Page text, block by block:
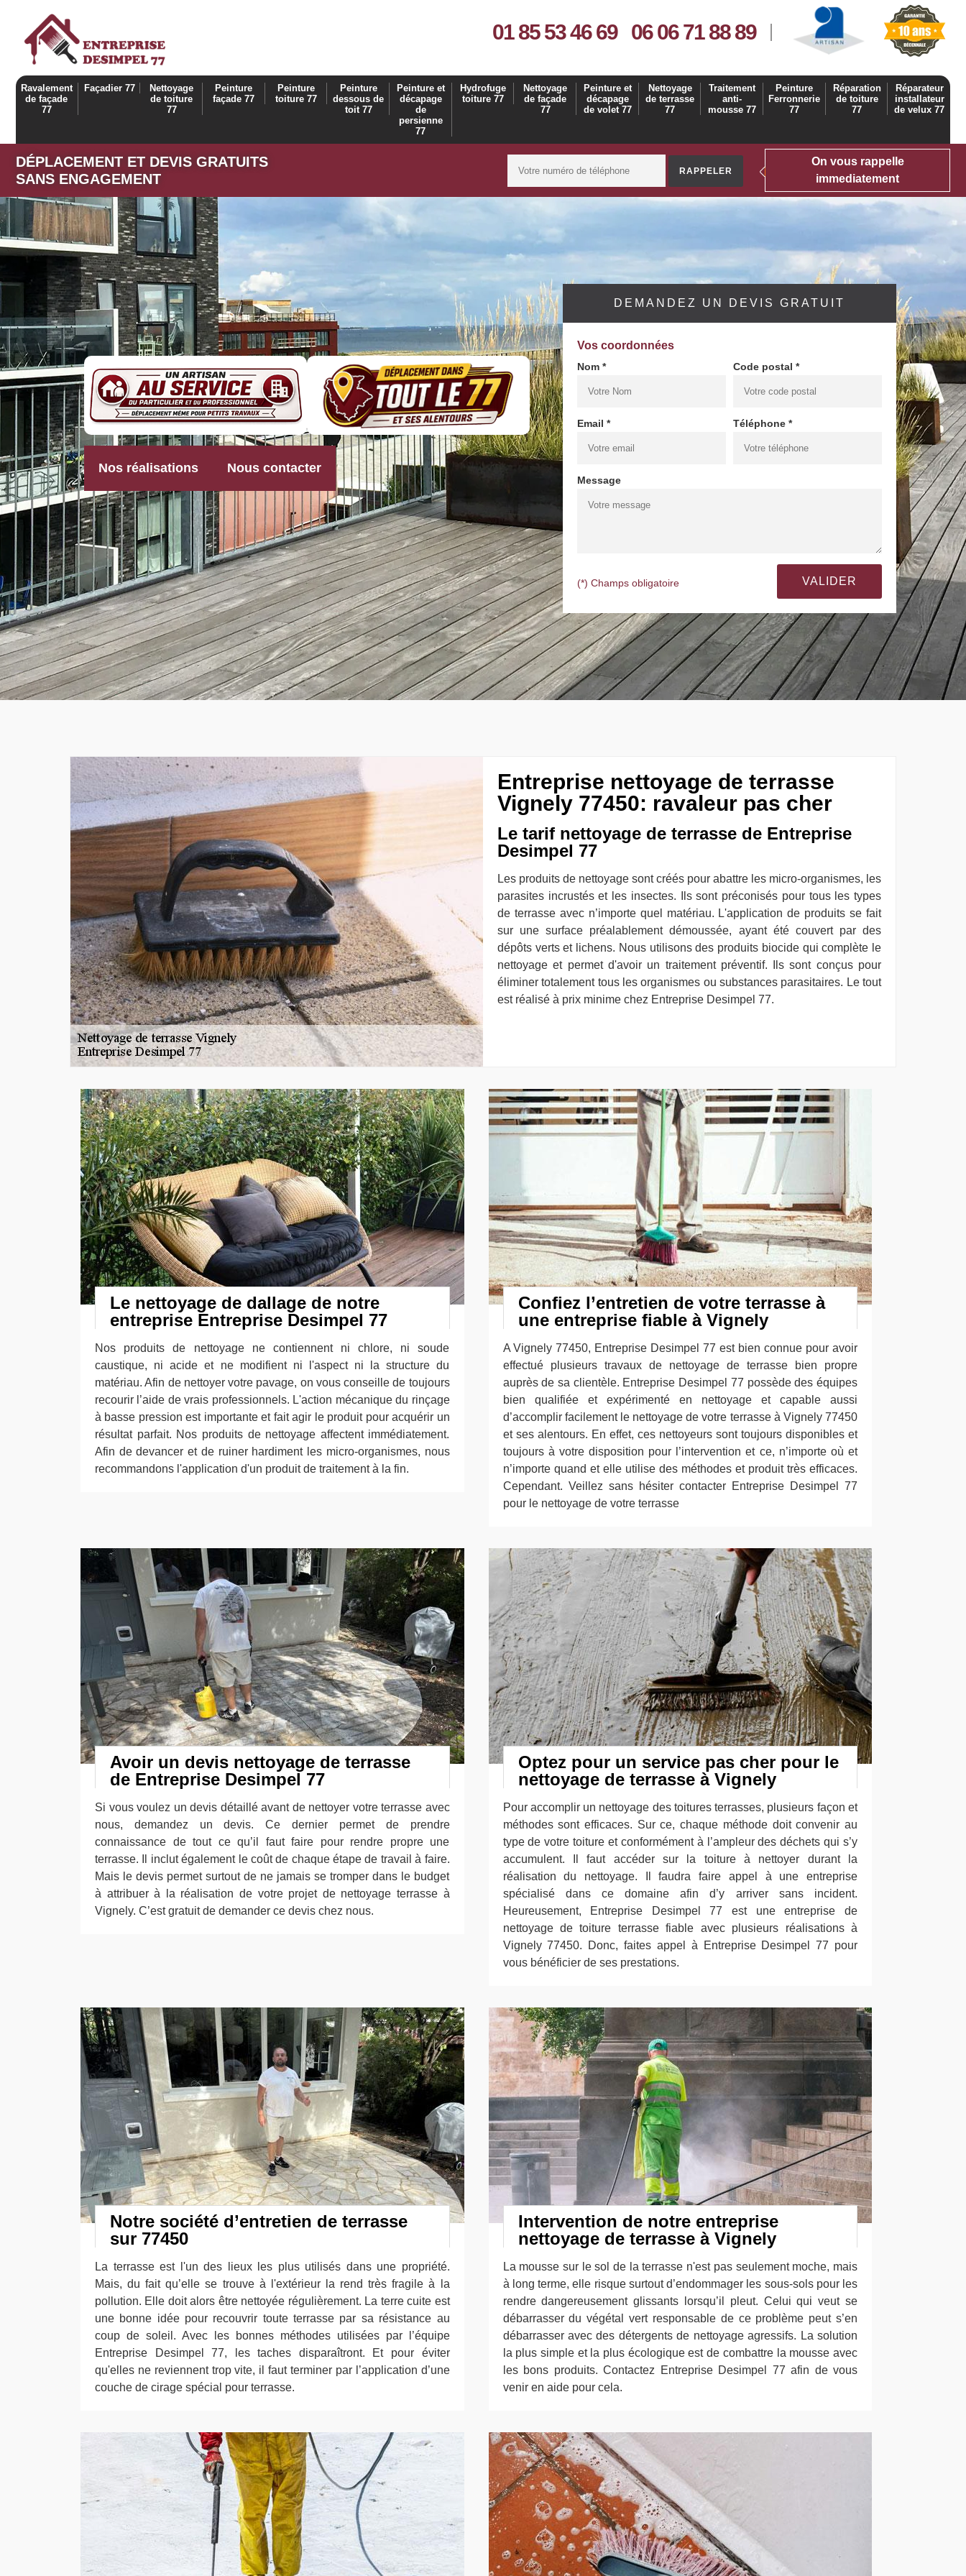
01 85 53 46 69 06 06 71 88 89
Ravalement
de façade
77
Façadier 77
Nettoyage
de toiture
77
Peinture
façade 77
Peinture
toiture 77
Peinture
dessous de
toit 77
Peinture et
décapage
de
persienne
77
Hydrofuge
toiture 77
Nettoyage
de façade
77
Peinture et
décapage
de volet 77
Nettoyage
de terrasse
77
Traitement
anti-
mousse 77
Peinture
Ferronnerie
77
Réparation
de toiture
77
Réparateur
installateur
de velux 77
DÉPLACEMENT ET DEVIS GRATUITS
SANS ENGAGEMENT
On vous rappelle
immediatement
Nos réalisations Nous contacter
DEMANDEZ UN DEVIS GRATUIT
Vos coordonnées
Nom * Code postal *
Email * Téléphone *
Message
(*) Champs obligatoire
Entreprise nettoyage de terrasse
Vignely 77450: ravaleur pas cher
Le tarif nettoyage de terrasse de Entreprise
Desimpel 77
Les produits de nettoyage sont créés pour abattre les micro-organismes, les
parasites incrustés et les insectes. Ils sont préconisés pour tous les types
de terrasse avec n’importe quel matériau. L'application de produits se fait
sur une surface préalablement démoussée, ayant été couvert par des
dépôts verts et lichens. Nous utilisons des produits biocide qui complète le
nettoyage et permet d'avoir un traitement préventif. Ils sont conçus pour
éliminer totalement tous les organismes ou substances parasitaires. Le tout
est réalisé à prix minime chez Entreprise Desimpel 77.
Le nettoyage de dallage de notre
entreprise Entreprise Desimpel 77
Nos produits de nettoyage ne contiennent ni chlore, ni soude
caustique, ni acide et ne modifient ni l'aspect ni la structure du
matériau. Afin de nettoyer votre pavage, on vous conseille de toujours
recourir l’aide de vrais professionnels. L'action mécanique du rinçage
à basse pression est importante et fait agir le produit pour acquérir un
résultat parfait. Nos produits de nettoyage affectent immédiatement.
Afin de devancer et de ruiner hardiment les micro-organismes, nous
recommandons l'application d'un produit de traitement à la fin.
Confiez l’entretien de votre terrasse à
une entreprise fiable à Vignely
A Vignely 77450, Entreprise Desimpel 77 est bien connue pour avoir
effectué plusieurs travaux de nettoyage de terrasse bien propre
auprès de sa clientèle. Entreprise Desimpel 77 possède des équipes
bien qualifiée et expérimenté en nettoyage et capable aussi
d’accomplir facilement le nettoyage de votre terrasse à Vignely 77450
et ses alentours. En effet, ces nettoyeurs sont toujours disponibles et
toujours à votre disposition pour l’intervention et ce, n’importe où et
n’importe quand et elle utilise des méthodes et produit très efficaces.
Cependant. Veillez sans hésiter contacter Entreprise Desimpel 77
pour le nettoyage de votre terrasse
Avoir un devis nettoyage de terrasse
de Entreprise Desimpel 77
Si vous voulez un devis détaillé avant de nettoyer votre terrasse avec
nous, demandez un devis. Ce dernier permet de prendre
connaissance de tout ce qu’il faut faire pour rendre propre une
terrasse. Il inclut également le coût de chaque étape de travail à faire.
Mais le devis permet surtout de ne jamais se tromper dans le budget
à attribuer à la réalisation de votre projet de nettoyage terrasse à
Vignely. C’est gratuit de demander ce devis chez nous.
Optez pour un service pas cher pour le
nettoyage de terrasse à Vignely
Pour accomplir un nettoyage des toitures terrasses, plusieurs façon et
méthodes sont efficaces. Sur ce, chaque méthode doit convenir au
type de votre toiture et conformément à l’ampleur des déchets qui s’y
accumulent. Il faut accéder sur la toiture à nettoyer durant la
réalisation du nettoyage. Il faudra faire appel à une entreprise
spécialisé dans ce domaine afin d’y arriver sans incident.
Heureusement, Entreprise Desimpel 77 est une entreprise de
nettoyage de toiture terrasse fiable avec plusieurs réalisations à
Vignely 77450. Donc, faites appel à Entreprise Desimpel 77 pour
vous bénéficier de ses prestations.
Notre société d’entretien de terrasse
sur 77450
La terrasse est l'un des lieux les plus utilisés dans une propriété.
Mais, du fait qu’elle se trouve à l'extérieur la rend très fragile à la
pollution. Elle doit alors être nettoyée régulièrement. La terre cuite est
une bonne idée pour recouvrir toute terrasse par sa résistance au
coup de soleil. Avec les bonnes méthodes utilisées par l’équipe
Entreprise Desimpel 77, les taches disparaîtront. Et pour éviter
qu'elles ne reviennent trop vite, il faut terminer par l’application d’une
couche de cirage spécial pour terrasse.
Intervention de notre entreprise
nettoyage de terrasse à Vignely
La mousse sur le sol de la terrasse n'est pas seulement moche, mais
à long terme, elle risque surtout d’endommager les sous-sols pour les
rendre dangereusement glissants lorsqu’il pleut. Celui qui veut se
débarrasser du végétal vert responsable de ce problème peut s’en
débarrasser avec des détergents de nettoyage agressifs. La solution
la plus simple et la plus écologique est de combattre la mousse avec
les bons produits. Contactez Entreprise Desimpel 77 afin de vous
venir en aide pour cela.